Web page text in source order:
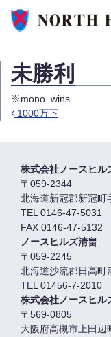
未勝利
※mono_wins
1000万下
株式会社ノースヒル
〒059-2344
北海道新冠郡新冠町
TEL 0146-47-5031
FAX 0146-47-5132
ノースヒルズ清畠
〒059-2245
北海道沙流郡日高町
TEL 01456-7-2010
株式会社ノースヒル
〒569-0805
大阪府高槻市上田辺